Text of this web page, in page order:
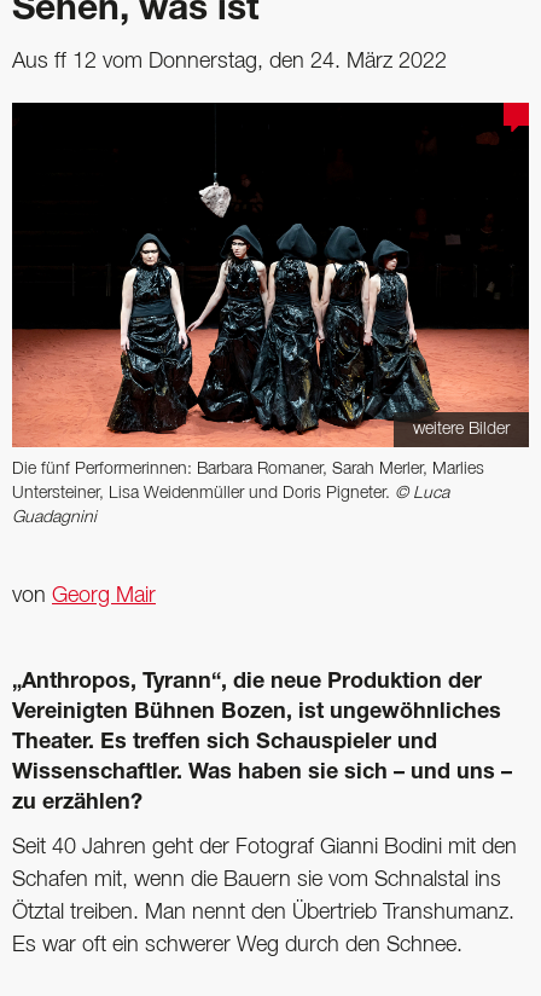
Sehen, was ist
Aus ff 12 vom Donnerstag, den 24. März 2022
weitere Bilder
Die fünf Performerinnen: Barbara Romaner, Sarah Merler, Marlies
Untersteiner, Lisa Weidenmüller und Doris Pigneter. © Luca
Guadagnini
von Georg Mair
„Anthropos, Tyrann“, die neue Produktion der
Vereinigten Bühnen Bozen, ist ungewöhnliches
Theater. Es treffen sich Schauspieler und
Wissenschaftler. Was haben sie sich – und uns –
zu erzählen?
Seit 40 Jahren geht der Fotograf Gianni Bodini mit den
Schafen mit, wenn die Bauern sie vom Schnalstal ins
Ötztal treiben. Man nennt den Übertrieb Transhumanz.
Es war oft ein schwerer Weg durch den Schnee.